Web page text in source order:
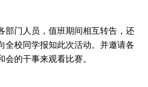
门人员，值班期间相互转告，还
全校同学报知此次活动。并邀请各
会的干事来观看比赛。